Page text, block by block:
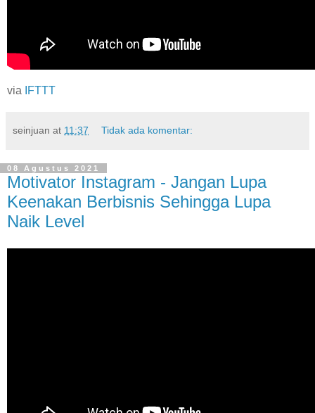
via IFTTT
seinjuan at 11:37 Tidak ada komentar:
08 Agustus 2021
Motivator Instagram - Jangan Lupa
Keenakan Berbisnis Sehingga Lupa
Naik Level